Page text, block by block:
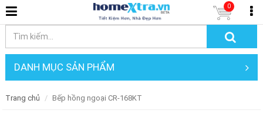
0
DANH MỤC SẢN PHẨM
Trang chủ Bếp hồng ngoại CR-168KT